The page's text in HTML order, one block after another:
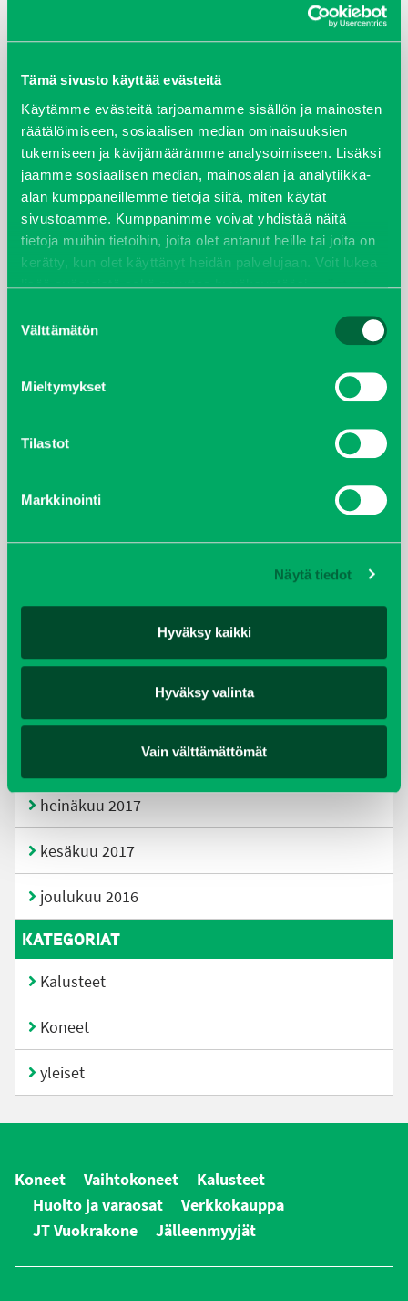
Tämä sivusto käyttää evästeitä
Käytämme evästeitä tarjoamamme sisällön ja mainosten
räätälöimiseen, sosiaalisen median ominaisuuksien
tukemiseen ja kävijämäärämme analysoimiseen. Lisäksi
jaamme sosiaalisen median, mainosalan ja analytiikka-
alan kumppaneillemme tietoja siitä, miten käytät
sivustoamme. Kumppanimme voivat yhdistää näitä
tietoja muihin tietoihin, joita olet antanut heille tai joita on
kerätty, kun olet käyttänyt heidän palvelujaan. Voit lukea
lisää evästeistä sekä muuttaa hyväksyntääsievästeet
valinta
Välttämätön
Mieltymykset
Tilastot
Markkinointi
Näytä tiedot
Hyväksy kaikki
Hyväksy valinta
Vain välttämättömät
elokuu 2024
syyskuu 2023
joulukuu 2022
huhtikuu 2022
helmikuu 2022
kesäkuu 2021
tammikuu 2021
elokuu 2018
tammikuu 2018
heinäkuu 2017
kesäkuu 2017
joulukuu 2016
KATEGORIAT
Kalusteet
Koneet
yleiset
Koneet Vaihtokoneet
Kalusteet
Huolto ja varaosat
Verkkokauppa
JT Vuokrakone
Jälleenmyyjät